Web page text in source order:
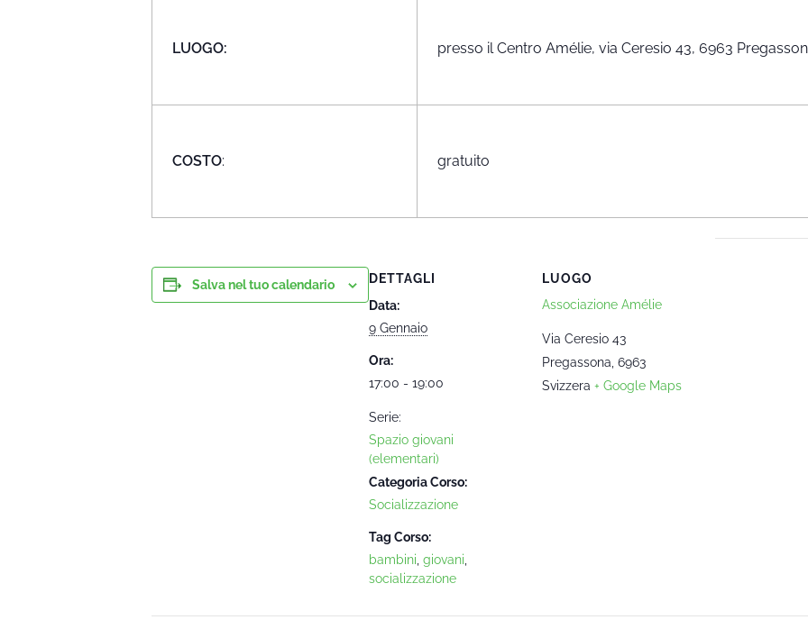
LUOGO: presso il Centro Amélie, via Ceresio 43, 6963
COSTO: gratuito
Salva nel tuo calendario
DETTAGLI
Data:
9 Gennaio
Ora:
17:00 - 19:00
Serie:
Spazio giovani
(elementari)
Categoria Corso:
Socializzazione
Tag Corso:
bambini giovani
socializzazione
LUOGO
Associazione Amélie
Via Ceresio 43
Pregassona 6963
Svizzera + Google Maps